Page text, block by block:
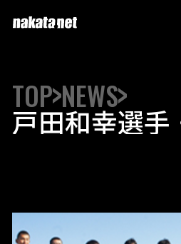
TOP NEWS
戸田和幸選手
選手の出場が
直樹 – 」